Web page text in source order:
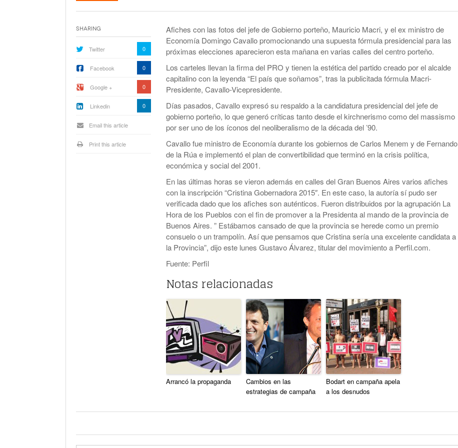
De Selección De Jueces Por Fuera De La
Nueva York
Expectativa Por La Cumbre Entre Milei Y
Bomba Electoral: El Gobierno Saca
Retenciones A Los Granos
Van A Investigar La Ruta Del Fentanilo Mortal
Orden Judicial En Estados Unidos Para
Congelar 280 Millones Vinculados A $LIBRA
Kicillof Lanzo El MDF Con Una Demostración
De Fuerza Que Lo Ubica En La Primera Línea
De La Oposición A Milei- 1 year ago
Axel Kicillof Despidió A Pepe Mujica Y Pidió
Perdón Por “los Agravios” Libertarios - 1 year
ago
View All
Afiches con las fotos del jefe de Gobierno porteño, Mauricio Macri, y el ex ministro de
Economía Domingo Cavallo promocionando una supuesta fórmula presidencial para las
próximas elecciones aparecieron esta mañana en varias calles del centro porteño.
Los carteles llevan la firma del PRO y tienen la estética del partido creado por el alcalde
capitalino con la leyenda “El país que soñamos”, tras la publicitada fórmula Macri-
Presidente, Cavallo-Vicepresidente.
Días pasados, Cavallo expresó su respaldo a la candidatura presidencial del jefe de
gobierno porteño, lo que generó críticas tanto desde el kirchnerismo como del massismo
por ser uno de los íconos del neoliberalismo de la década del ’90.
Cavallo fue ministro de Economía durante los gobiernos de Carlos Menem y de Fernando
de la Rúa e implementó el plan de convertibilidad que terminó en la crisis política,
económica y social del 2001.
En las últimas horas se vieron además en calles del Gran Buenos Aires varios afiches
con la inscripción “Cristina Gobernadora 2015″. En este caso, la autoría sí pudo ser
verificada dado que los afiches son auténticos. Fueron distribuidos por la agrupación La
Hora de los Pueblos con el fin de promover a la Presidenta al mando de la provincia de
Buenos Aires. ” Estábamos cansado de que la provincia se herede como un premio
consuelo o un trampolín. Así que pensamos que Cristina sería una excelente candidata a
la Provincia”, dijo este lunes Gustavo Álvarez, titular del movimiento a Perfil.com.
Fuente: Perfil
Notas relacionadas
Arrancó la propaganda
Cambios en las
estrategias de campaña
Bodart en campaña apela
a los desnudos
Sharing
Twitter 0
Facebook 0
Google + 0
Linkedin 0
Email this article
Print this article